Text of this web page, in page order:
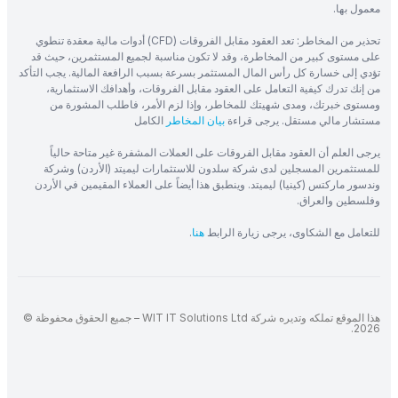
معمول بها.
تحذير من المخاطر: تعد العقود مقابل الفروقات (CFD) أدوات مالية معقدة تنطوي
على مستوى كبير من المخاطرة، وقد لا تكون مناسبة لجميع المستثمرين، حيث قد
تؤدي إلى خسارة كل رأس المال المستثمر بسرعة بسبب الرافعة المالية. يجب التأكد
من إنك تدرك كيفية التعامل على العقود مقابل الفروقات، وأهدافك الاستثمارية،
ومستوى خبرتك، ومدى شهيتك للمخاطر، وإذا لزم الأمر، فاطلب المشورة من
مستشار مالي مستقل. يرجى قراءة بيان المخاطر الكامل
يرجى العلم أن العقود مقابل الفروقات على العملات المشفرة غير متاحة حالياً
للمستثمرين المسجلين لدى شركة سلدون للاستثمارات ليميتد (الأردن) وشركة
وندسور ماركتس (كينيا) ليميتد. وينطبق هذا أيضاً على العملاء المقيمين في الأردن
وفلسطين والعراق.
للتعامل مع الشكاوى، يرجى زيارة الرابط هنا.
هذا الموقع تملكه وتديره شركة WIT IT Solutions Ltd – جميع الحقوق محفوظة ©
2026.